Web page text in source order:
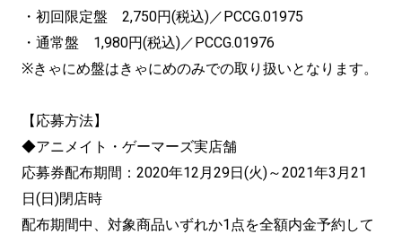
・初回限定盤 2,750円(税込)／PCCG.01975
・通常盤 1,980円(税込)／PCCG.01976
※きゃにめ盤はきゃにめのみでの取り扱いとなります。
【応募方法】
◆アニメイト・ゲーマーズ実店舗
応募券配布期間：2020年12月29日(火)～2021年3月21
日(日)閉店時
配布期間中、対象商品いずれか1点を全額内金予約して